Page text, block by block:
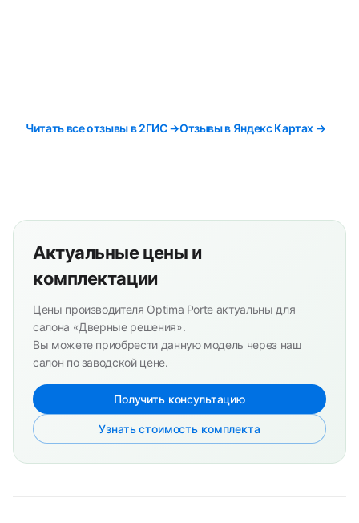
Читать все отзывы в 2ГИС →Отзывы в Яндекс Картах →
Актуальные цены и
комплектации
Цены производителя Optima Porte актуальны для
салона «Дверные решения».
Вы можете приобрести данную модель через наш
салон по заводской цене.
Получить консультацию
Узнать стоимость комплекта